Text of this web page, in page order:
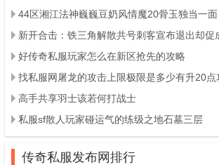
44区湘江法神巍巍豆奶风情魔20骨玉独当一面
新开合击：铁三角解散共号刺客宣布退出却促
好传奇私服玩家怎么在新区抢先的攻略
找私服网屠龙的攻击上限极限是多少有升20
高手共享羽士该若何打战士
私服sf散人玩家碰运气的练级之地石墓三层
传奇私服发布网排行